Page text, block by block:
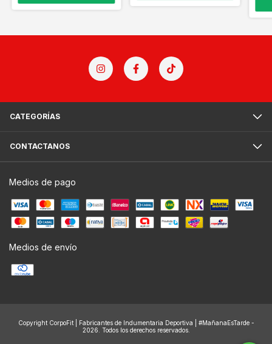
CATEGORÍAS
CONTACTANOS
Medios de pago
Medios de envío
Copyright CorpoFit | Fabricantes de Indumentaria Deportiva | #MañanaEsTarde -
2026. Todos los derechos reservados.